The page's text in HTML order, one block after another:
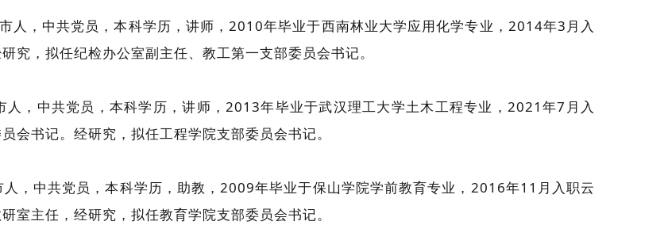
人，中共党员，本科学历，讲师，2010年毕业于西南林业大学应用化学专业，2014年3月入
究，拟任纪检办公室副主任、教工第一支部委员会书记。
人，中共党员，本科学历，讲师，2013年毕业于武汉理工大学土木工程专业，2021年7月入
会书记。经研究，拟任工程学院支部委员会书记。
，中共党员，本科学历，助教，2009年毕业于保山学院学前教育专业，2016年11月入职云
室主任，经研究，拟任教育学院支部委员会书记。